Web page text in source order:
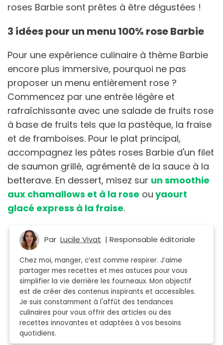
roses Barbie sont prêtes à être dégustées !
3 idées pour un menu 100% rose Barbie
Pour une expérience culinaire à thème Barbie
encore plus immersive, pourquoi ne pas
proposer un menu entièrement rose ?
Commencez par une entrée légère et
rafraîchissante avec une salade de fruits rose
à base de fruits tels que la pastèque, la fraise
et de framboises. Pour le plat principal,
accompagnez les pâtes roses Barbie d'un filet
de saumon grillé, agrémenté de la sauce à la
betterave. En dessert, misez sur un smoothie
aux chamallows et à la rose ou yaourt
glacé express à la fraise.
Par Lucile Vivat | Responsable éditoriale
Chez moi, manger, c’est comme respirer. J’aime
partager mes recettes et mes astuces pour vous
simplifier la vie derrière les fourneaux. Mon objectif
est de créer des contenus inspirants et accessibles.
Je suis constamment à l'affût des tendances
culinaires pour vous offrir des articles ou des
recettes innovantes et adaptées à vos besoins
quotidiens.